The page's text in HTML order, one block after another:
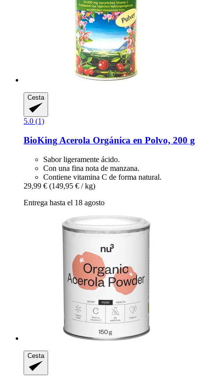
Cesta
5.0 (1)
BioKing Acerola Orgánica en Polvo, 200 g
Sabor ligeramente ácido.
Con una fina nota de manzana.
Contiene vitamina C de forma natural.
29,99 € (149,95 € / kg)
Entrega hasta el 18 agosto
Cesta